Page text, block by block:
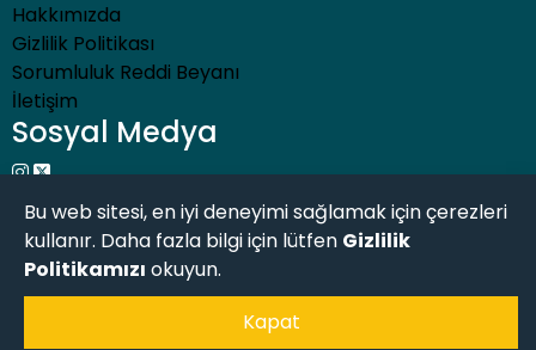
Hakkımızda
Gizlilik Politikası
Sorumluluk Reddi Beyanı
İletişim
Sosyal Medya
Bu web sitesi, en iyi deneyimi sağlamak için çerezleri
kullanır. Daha fazla bilgi için lütfen Gizlilik
Politikamızı okuyun.
Kapat